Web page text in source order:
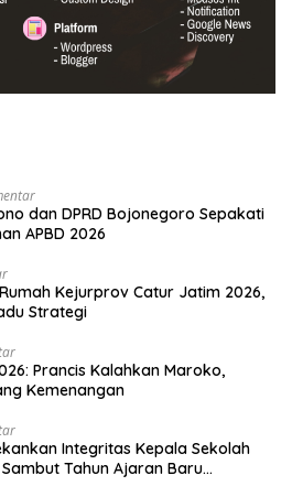
dan DPRD Bojonegoro Sepakati
APBD 2026
Kejurprov Catur Jatim 2026,
Strategi
Prancis Kalahkan Maroko,
Kemenangan
Integritas Kepala Sekolah
Tahun Ajaran Baru